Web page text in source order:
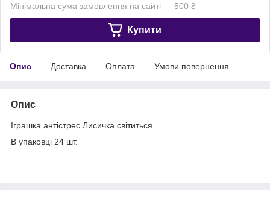
Мінімальна сума замовлення на сайті — 500 ₴
Купити
Опис Доставка Оплата Умови повернення
Опис
Іграшка антістрес Лисичка світиться.
В упаковці 24 шт.